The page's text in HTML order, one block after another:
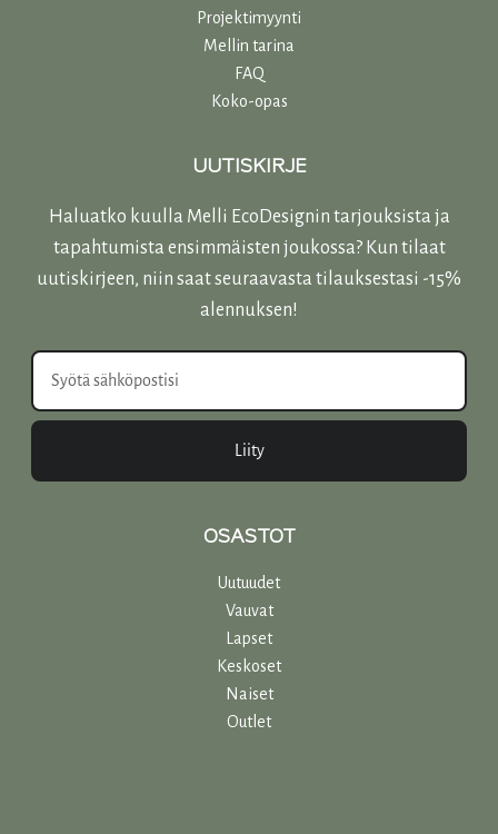
Projektimyynti
Mellin tarina
FAQ
Koko-opas
UUTISKIRJE
Haluatko kuulla Melli EcoDesignin tarjouksista ja
tapahtumista ensimmäisten joukossa? Kun tilaat
uutiskirjeen, niin saat seuraavasta tilauksestasi -15%
alennuksen!
Liity
OSASTOT
Uutuudet
Vauvat
Lapset
Keskoset
Naiset
Outlet